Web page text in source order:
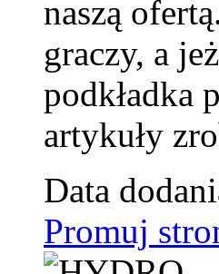
naszą
graczy, a
podkładka
artykuły
Data
Promuj